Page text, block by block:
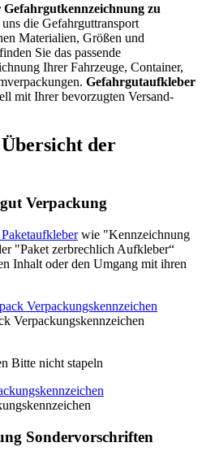
zu
die Gefahrguttransport
Materialien, Größen und
Sie das passende
Ihrer Fahrzeuge, Container,
Gefahrgutaufkleber
mit Ihrer bevorzugten Versand-
der
Verpackung
wie "Kennzeichnung
"Paket zerbrechlich Aufkleber“
Inhalt oder den Umgang mit ihren
Verpackungskennzeichen
Bitte nicht stapeln
Sondervorschriften